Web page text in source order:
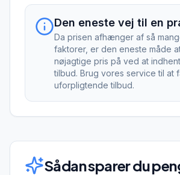
Den eneste vej til en
Da prisen afhænger af så
faktorer, er den eneste måde
nøjagtige pris på ved at
tilbud. Brug vores service til at
uforpligtende tilbud.
Sådan sparer du